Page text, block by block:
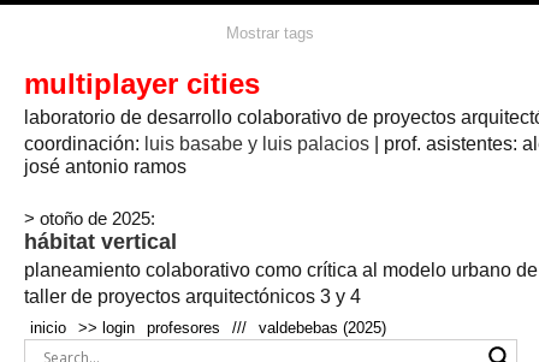
agricultura agricultura circular
arquitectura textil arte artesanía
bicicletas biodiversidad biorrefinería biotecnología bloque lineal
bodega bosque botánica caminos camping campo
cañada
real
canal cañaveral
real
cocina colaboración
autonoma
conectar
cooperativa crecimiento cueva cultivo cultivos deporte
don
quijote
ecosistema ejea de los caballeros
renovables
enterrado espacio social espacio verde
estructura europan fauna
Mostrar tags
multiplayer cities
laboratorio de desarrollo colaborativo de proyectos
coordinación: luis basabe y luis palacios | prof. asistentes:
josé antonio ramos
> otoño de 2025:
hábitat vertical
planeamiento colaborativo como crítica al modelo urbano
taller de proyectos arquitectónicos 3 y 4
inicio >> login profesores /// valdebebas (2025)